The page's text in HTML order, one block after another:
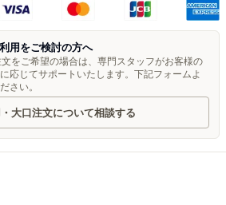
用をご検討の方へ
をご希望の場合は、専門スタッフがお客様の
応じてサポートいたします。下記フォームよ
さい。
大口注文について相談する